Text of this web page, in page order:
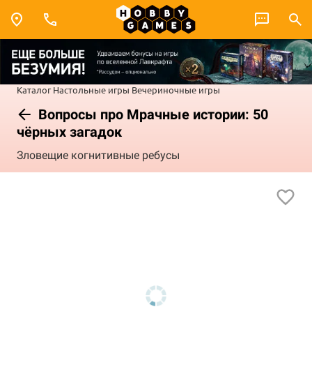
Каталог Настольные игры Вечериночные игры
Вопросы про Мрачные истории: 50
чёрных загадок
Зловещие когнитивные ребусы